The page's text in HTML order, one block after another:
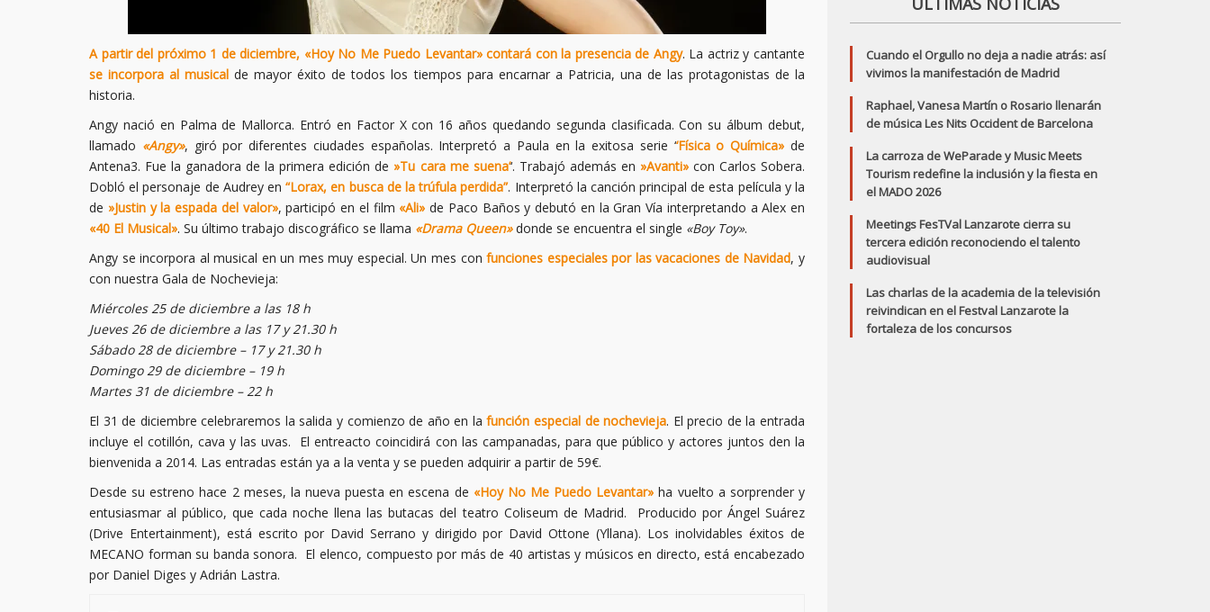
A partir del próximo 1 de diciembre, «Hoy No Me Puedo Levantar» contará con la presencia de Angy. La actriz y cantante
se incorpora al musical de mayor éxito de todos los tiempos para encarnar a Patricia, una de las protagonistas de la
historia.
Angy nació en Palma de Mallorca. Entró en Factor X con 16 años quedando segunda clasificada. Con su álbum debut,
llamado «Angy», giró por diferentes ciudades españolas. Interpretó a Paula en la exitosa serie ‘‘Física o Química» de
Antena3. Fue la ganadora de la primera edición de »Tu cara me suena’‘. Trabajó además en »Avanti»con Carlos Sobera.
Dobló el personaje de Audrey en“Lorax, en busca de la trúfula perdida”. Interpretó la canción principal de esta película y la
de »Justin y la espada del valor», participó en el film «Ali» de Paco Baños y debutó en la Gran Vía interpretando a Alex en
«40 El Musical». Su último trabajo discográfico se llama «Drama Queen» donde se encuentra el single «Boy Toy».
Angy se incorpora al musical en un mes muy especial. Un mes confunciones especiales por las vacaciones de Navidad, y
con nuestra Gala de Nochevieja:
Miércoles 25 de diciembre a las 18 h
Jueves 26 de diciembre a las 17 y 21.30 h
Sábado 28 de diciembre – 17 y 21.30 h
Domingo 29 de diciembre – 19 h
Martes 31 de diciembre – 22 h
El 31 de diciembre celebraremos la salida y comienzo de año en lafunción especial de nochevieja. El precio de la entrada
incluye el cotillón, cava y las uvas. El entreacto coincidirá con las campanadas, para que público y actores juntos den la
bienvenida a 2014. Las entradas están ya a la venta y se pueden adquirir a partir de 59€.
Desde su estreno hace 2 meses, la nueva puesta en escena de «Hoy No Me Puedo Levantar» ha vuelto a sorprender y
entusiasmar al público, que cada noche llena las butacas del teatro Coliseum de Madrid. Producido por Ángel Suárez
(Drive Entertainment), está escrito por David Serrano y dirigido por David Ottone (Yllana). Los inolvidables éxitos de
MECANO forman su banda sonora. El elenco, compuesto por más de 40 artistas y músicos en directo, está encabezado
por Daniel Diges y Adrián Lastra.
Cuando el Orgullo no deja a nadie atrás: así
vivimos la manifestación de Madrid
Raphael, Vanesa Martín o Rosario llenarán
de música Les Nits Occident de Barcelona
La carroza de WeParade y Music Meets
Tourism redefine la inclusión y la fiesta en
el MADO 2026
Meetings FesTVal Lanzarote cierra su
tercera edición reconociendo el talento
audiovisual
Las charlas de la academia de la televisión
reivindican en el Festval Lanzarote la
fortaleza de los concursos